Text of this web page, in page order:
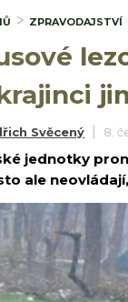
ZPRAVODAJSTVÍ
Svěcený 8.
jednotky
ale